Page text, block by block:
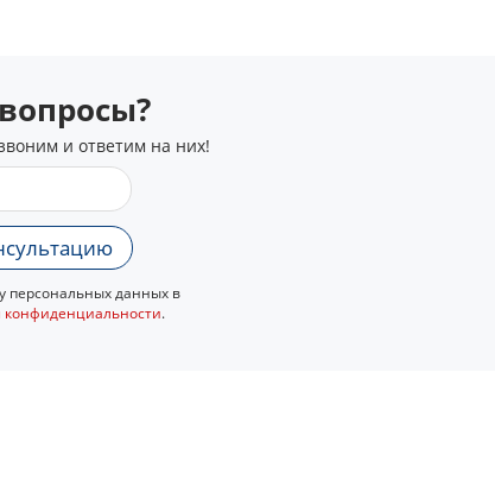
и ответим на них!
персональных данных в
конфиденциальности.